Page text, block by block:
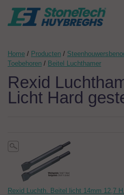
Home / Producten /
Toebehoren / Beitel Luchthamer
Rexid
Licht Hard
Rexid Luchth. Beitel licht 14mm 12,7 H.